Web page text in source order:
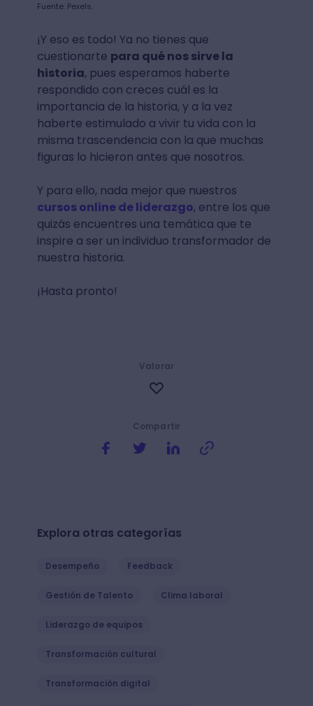
Fuente: Pexels.
¡Y eso es todo! Ya no tienes que
cuestionarte para qué nos sirve la
historia, pues esperamos haberte
respondido con creces cuál es la
importancia de la historia, y a la vez
haberte estimulado a vivir tu vida con la
misma trascendencia con la que muchas
figuras lo hicieron antes que nosotros.
Y para ello, nada mejor que nuestros
cursos online de liderazgo, entre los que
quizás encuentres una temática que te
inspire a ser un individuo transformador de
nuestra historia.
¡Hasta pronto!
Compartir
Valorar
Explora otras categorías
Desempeño Feedback
Gestión de Talento Clima laboral
Liderazgo de equipos
Transformación cultural
Transformación digital